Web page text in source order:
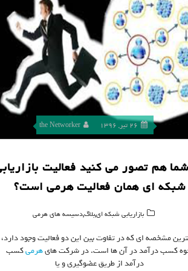
26 تیر, 1396 the Networker
هم تصور می کنید فعالیت
شبکه ای همان فعالیت هرمی است؟
بازاریابی شبکه ای,بلاگ,دسیسه های هرمی
مشخصه ای که در تفاوت بین این دو فعالیت وجود دارد،
کسب درآمد در آن ها است. در شرکت هایهرمیکسب
درآمد از طریق عضوگیری و یا